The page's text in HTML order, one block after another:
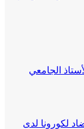
الجامعي
لكورونا لدى